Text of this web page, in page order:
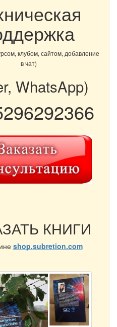
клубом, сайтом, добавление
в чат)
WhatsApp)
КНИГИ
shop.subretion.com